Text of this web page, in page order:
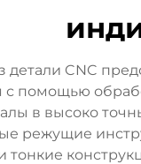
детали CNC
помощью
в высоко
режущие